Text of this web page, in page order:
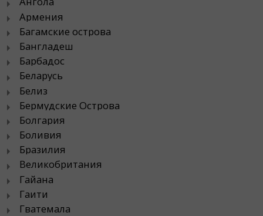
Армения
Багамские острова
Бангладеш
Барбадос
Беларусь
Белиз
Бермудские Острова
Болгария
Боливия
Бразилия
Великобритания
Гайана
Гаити
Гватемала